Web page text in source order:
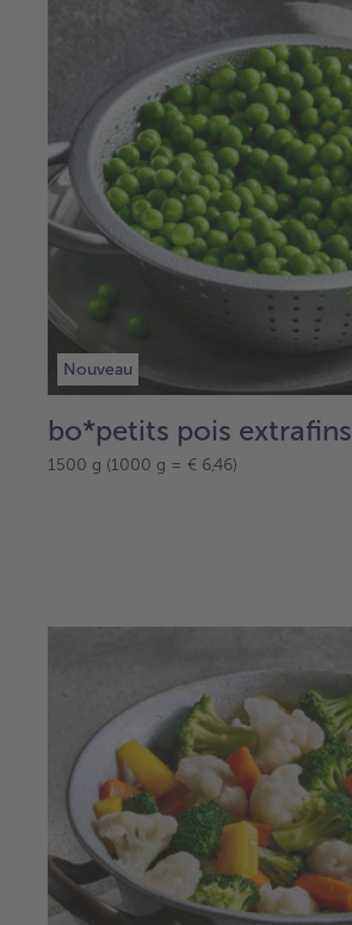
Nouveau
bo*petits pois extrafins
1500 g (1000 g = € 6,46)